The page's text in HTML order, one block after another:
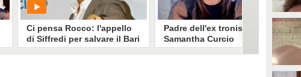
Ci pensa Rocco: l'appello
di Siffredi per salvare il Bari
Padre dell'ex tronista
Samantha Curcio
borseggiato a Napoli:
figlio, nessuno l'ha aiutato"